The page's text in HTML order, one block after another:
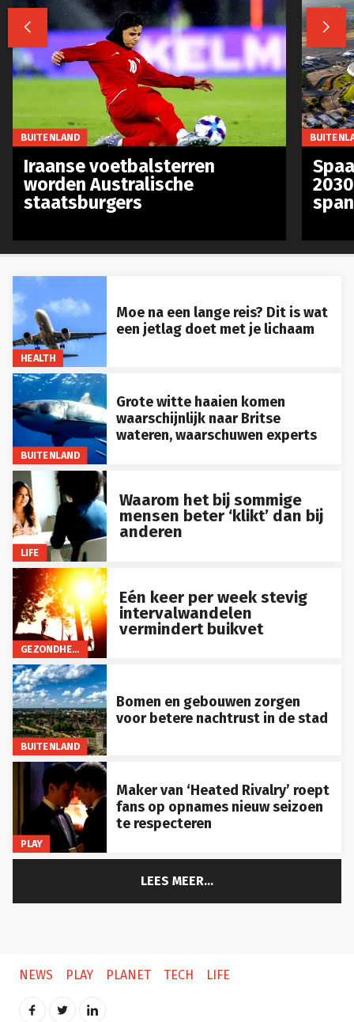
HEALTH
een jetlag doet met je lichaam
BUITENLAND
waarschijnlijk naar Britse
wateren, waarschuwen experts
LIFE
Waarom het bij sommige
mensen beter ‘klikt’ dan bij
anderen
GEZONDHEID
Eén keer per week stevig
intervalwandelen
vermindert buikvet
BUITENLAND
voor betere nachtrust in de stad
fans op opnames nieuw seizoen
te respecteren
BUITENLAND
Iraanse voetbalsterren
worden Australische
staatsburgers